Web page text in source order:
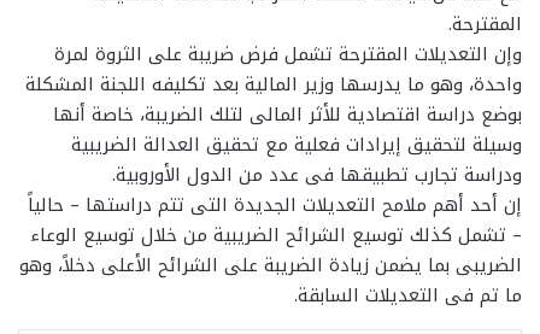
المقترحة.
وإن التعديلات المقترحة تشمل فرض ضريبة على الثروة لمرة
واحدة، وهو ما يدرسها وزير المالية بعد تكليفه اللجنة المشكلة
بوضع دراسة اقتصادية للأثر المالى لتلك الضريبة، خاصة أنها
وسيلة لتحقيق إيرادات فعلية مع تحقيق العدالة الضريبية
ودراسة تجارب تطبيقها فى عدد من الدول الأوروبية.
إن أحد أهم ملامح التعديلات الجديدة التى تتم دراستها – حالياً
– تشمل كذلك توسيع الشرائح الضريبية من خلال توسيع الوعاء
الضريبى بما يضمن زيادة الضريبة على الشرائح الأعلى دخلاً، وهو
ما تم فى التعديلات السابقة.